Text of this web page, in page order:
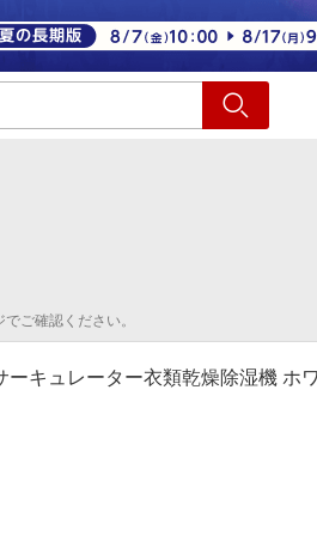
ご確認ください。
ーキュレーター衣類乾燥除湿機 ホ